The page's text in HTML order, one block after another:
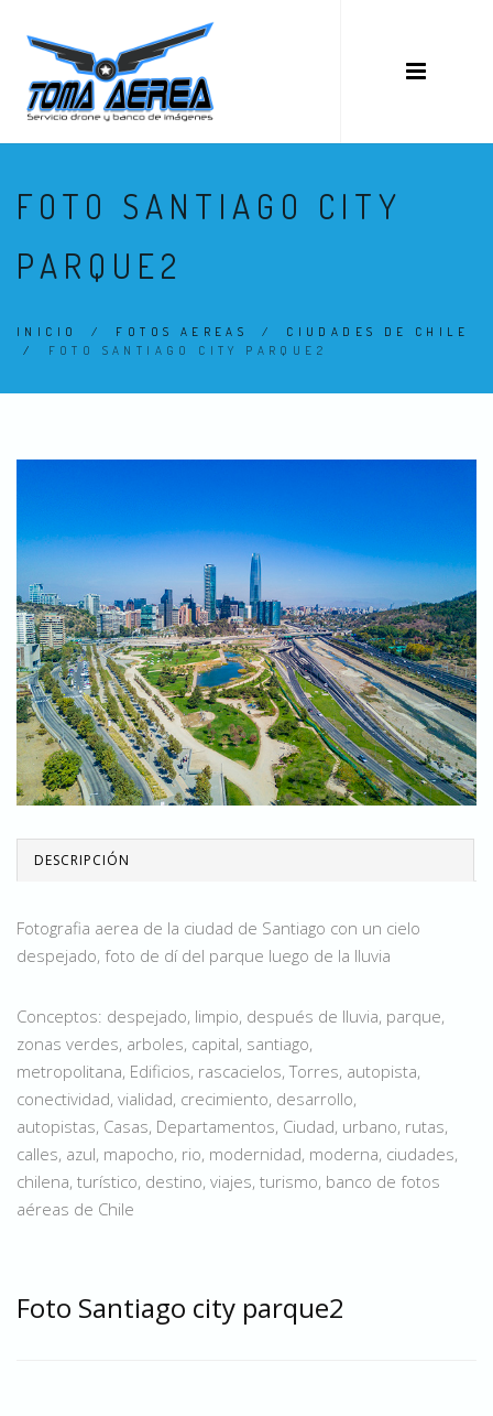
FOTO SANTIAGO CITY
PARQUE2
INICIO / FOTOS AEREAS / CIUDADES DE CHILE
/ FOTO SANTIAGO CITY PARQUE2
DESCRIPCIÓN
Fotografia aerea de la ciudad de Santiago con un cielo
despejado, foto de dí del parque luego de la lluvia
Conceptos: despejado, limpio, después de lluvia, parque,
zonas verdes, arboles, capital, santiago,
metropolitana, Edificios, rascacielos, Torres, autopista,
conectividad, vialidad, crecimiento, desarrollo,
autopistas, Casas, Departamentos, Ciudad, urbano, rutas,
calles, azul, mapocho, rio, modernidad, moderna, ciudades,
chilena, turístico, destino, viajes, turismo, banco de fotos
aéreas de Chile
Foto Santiago city parque2